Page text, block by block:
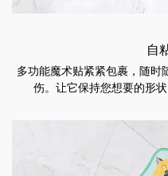
自
多功能魔术贴紧紧包裹，随
伤。让它保持您想要的形